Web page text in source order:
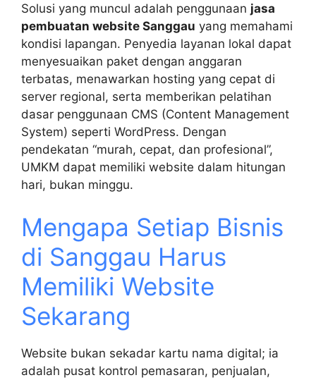
Solusi yang muncul adalah penggunaan jasa
pembuatan website Sanggau yang memahami
kondisi lapangan. Penyedia layanan lokal dapat
menyesuaikan paket dengan anggaran
terbatas, menawarkan hosting yang cepat di
server regional, serta memberikan pelatihan
dasar penggunaan CMS (Content Management
System) seperti WordPress. Dengan
pendekatan “murah, cepat, dan profesional”,
UMKM dapat memiliki website dalam hitungan
hari, bukan minggu.
Mengapa Setiap Bisnis
di Sanggau Harus
Memiliki Website
Sekarang
Website bukan sekadar kartu nama digital; ia
adalah pusat kontrol pemasaran, penjualan,